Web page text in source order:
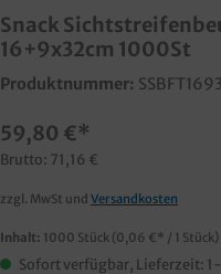
Snack
16+9x32cm 1000St
Produktnummer:
59,80 €*
Brutto: 71,16 €
zzgl. MwSt undVersandkosten
Inhalt: 1000 Stück (0,06 €* / 1 Stück)
Sofort verfügbar, Lieferzeit: 1-